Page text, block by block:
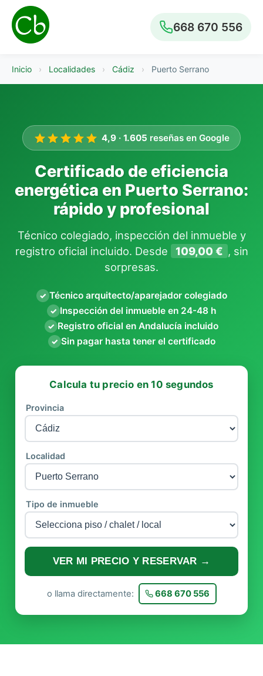
668 670 556
Inicio › Localidades › Cádiz › Puerto Serrano
4,9 · 1.605 reseñas en Google
Certificado de eficiencia
energética en Puerto Serrano:
rápido y profesional
Técnico colegiado, inspección del inmueble y
registro oficial incluido. Desde
109,00 € , sin
sorpresas.
✓ Técnico arquitecto/aparejador colegiado
✓ Inspección del inmueble en 24-48 h
✓ Registro oficial en Andalucía incluido
✓ Sin pagar hasta tener el certificado
Calcula tu precio en 10 segundos
Provincia
Localidad
Tipo de inmueble
VER MI PRECIO Y RESERVAR →
o llama directamente: 668 670 556